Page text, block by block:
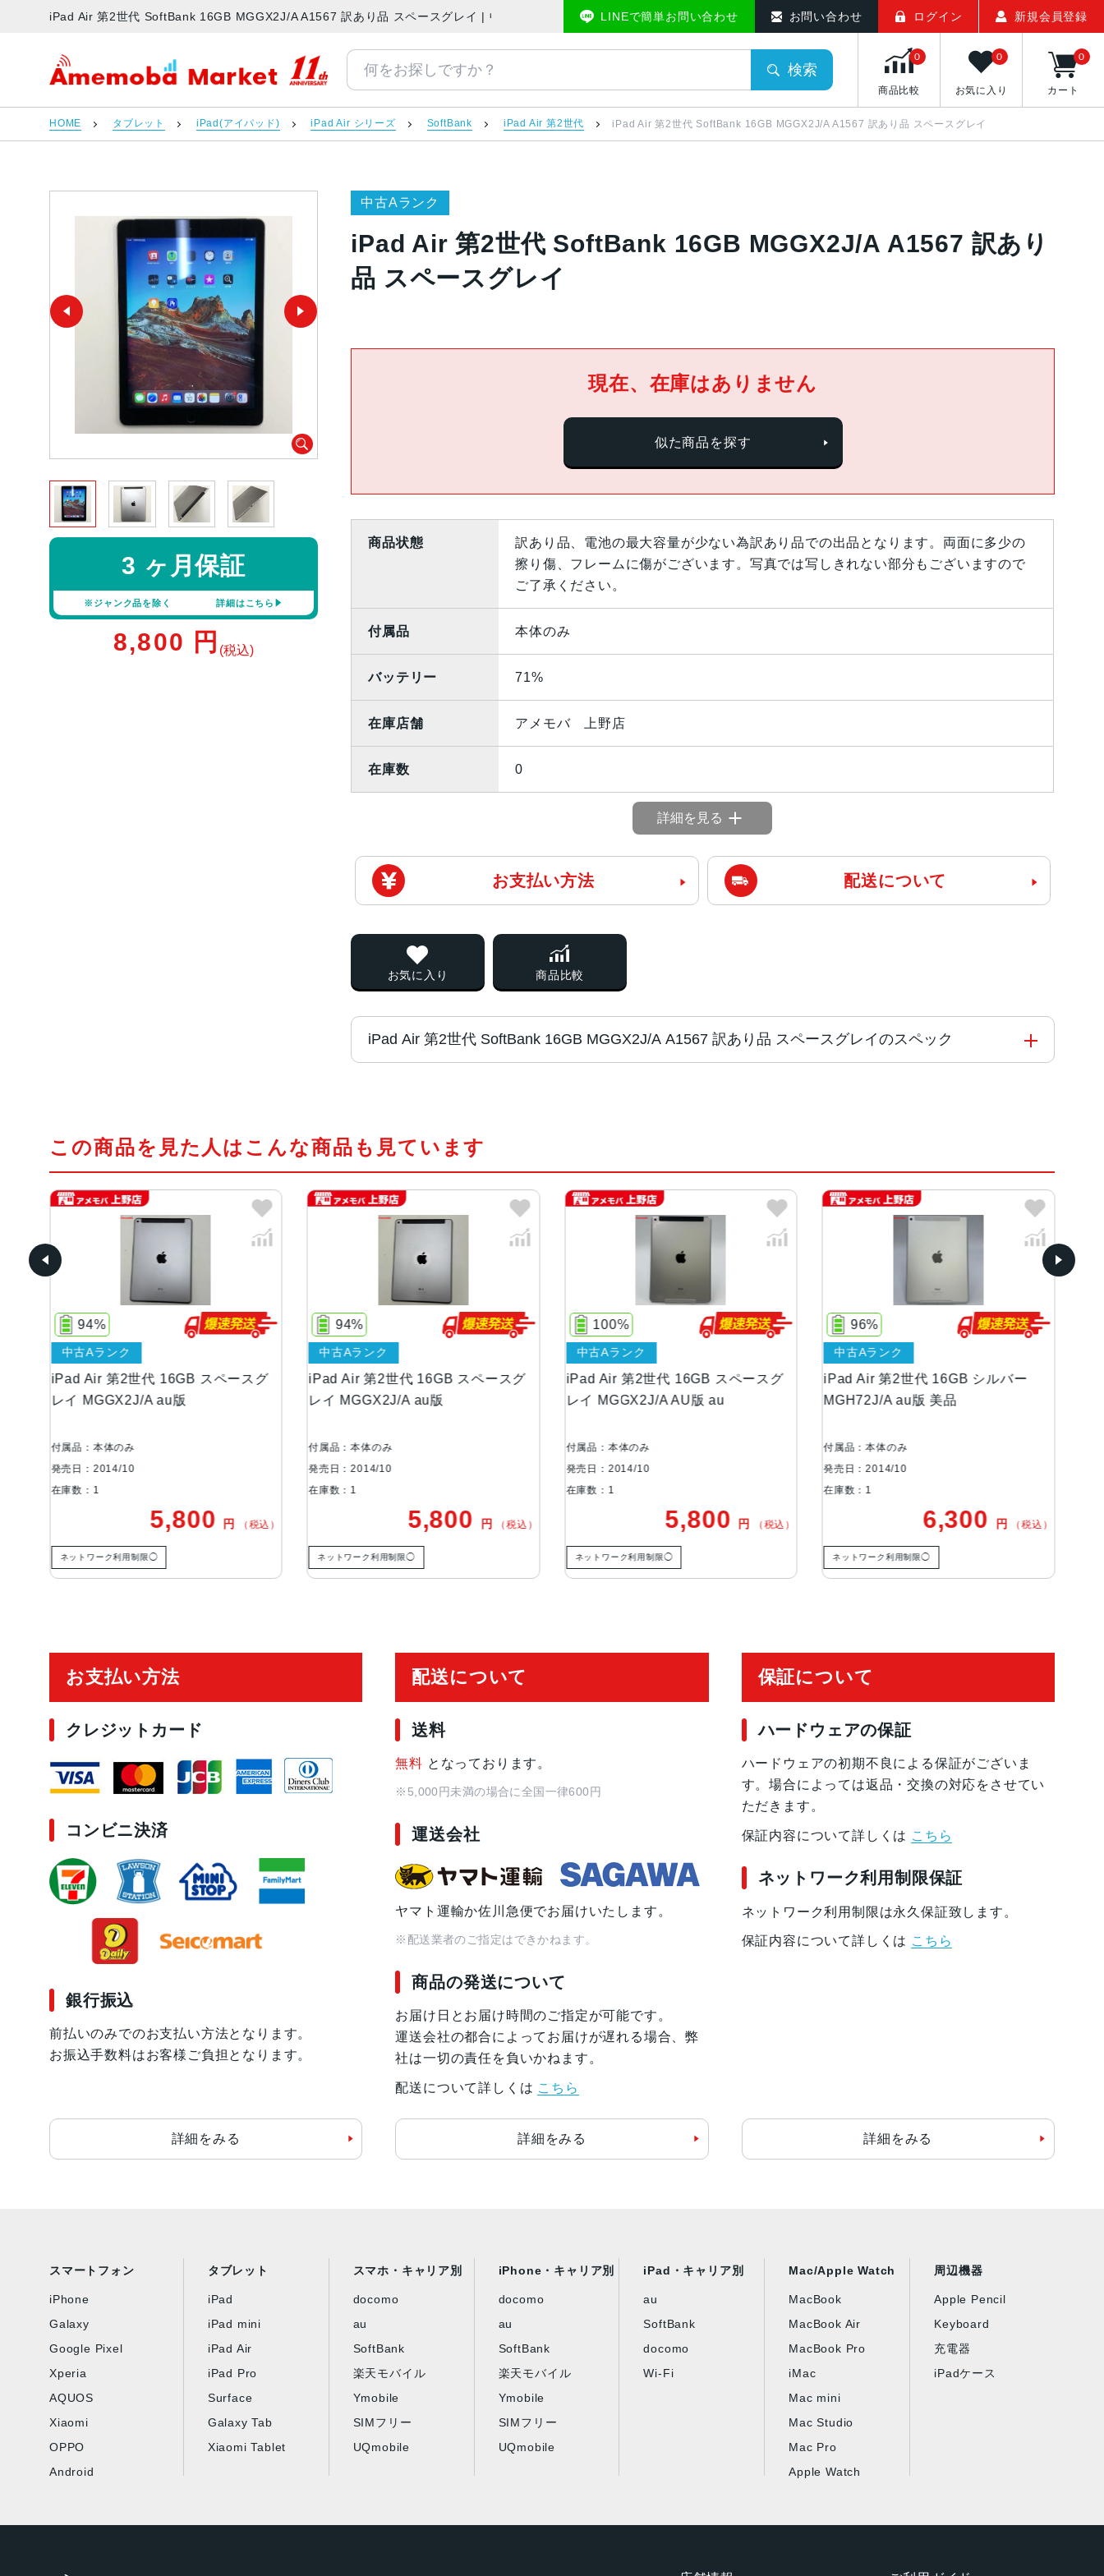
iPad Air 第2世代 SoftBank 16GB MGGX2J/A A1567 訳あり品 スペースグレイ | 中古スマホ販売のアメモバマーケット
LINEで簡単お問い合わせ お問い合わせ ログイン 新規会員登録
アメモバマーケット
検索
商品比較
0
お気に入り
0
カート
0
HOME タブレット iPad(アイパッド) iPad Air シリーズ SoftBank iPad Air 第2世代 iPad Air 第2世代 SoftBank 16GB MGGX2J/A A1567 訳あり品 スペースグレイ
中古Aランク
iPad Air 第2世代 SoftBank 16GB MGGX2J/A A1567 訳あり
品 スペースグレイ
3 ヶ月保証
※ジャンク品を除く 詳細はこちら
8,800 円 (税込)
現在、在庫はありません
似た商品を探す
商品状態
訳あり品、電池の最大容量が少ない為訳あり品での出品となります。両面に多少の
擦り傷、フレームに傷がございます。写真では写しきれない部分もございますので
ご了承ください。
付属品 本体のみ
バッテリー 71%
在庫店舗 アメモバ 上野店
在庫数 0
詳細を見る
お支払い方法 配送について
お気に入り 商品比較
iPad Air 第2世代 SoftBank 16GB MGGX2J/A A1567 訳あり品 スペースグレイのスペック
カラー スペースグレー、シルバー、ゴールド
サイズ 240×169.5×6.1mm
液晶
9.7インチ (250 mm) 4:3 アスペクト比 画面解像度: QXGA (2048×1536 px) (264 pp
i), 4:3 アスペクト比, LEDバックライト IPS LCD display
2GB
ストレージ 16GB、32GB、64GB、128GB
セキュア認証 TouchID
発売日
この商品を見た人はこんな商品も見ています
iPad Air 第2世代 16GB スペースグ
レイ MGGX2J/A au版
94%
中古Aランク
付属品：本体のみ
発売日：2014/10
在庫数：1
5,800 円 （税込）
ネットワーク利用制限◯
iPad Air 第2世代 16GB スペースグ
レイ MGGX2J/A au版
94%
中古Aランク
付属品：本体のみ
発売日：2014/10
在庫数：1
5,800 円 （税込）
ネットワーク利用制限◯
iPad Air 第2世代 16GB スペースグ
レイ MGGX2J/A AU版 au
100%
中古Aランク
付属品：本体のみ
発売日：2014/10
在庫数：1
5,800 円 （税込）
ネットワーク利用制限◯
iPad Air 第2世代 16GB シルバー
MGH72J/A au版 美品
96%
中古Aランク
付属品：本体のみ
発売日：2014/10
在庫数：1
6,300 円 （税込）
ネットワーク利用制限◯
お支払い方法
クレジットカード
コンビニ決済
銀行振込
前払いのみでのお支払い方法となります。
お振込手数料はお客様ご負担となります。
詳細をみる
配送について
送料
無料 となっております。
※5,000円未満の場合に全国一律600円
運送会社
ヤマト運輸か佐川急便でお届けいたします。
※配送業者のご指定はできかねます。
商品の発送について
お届け日とお届け時間のご指定が可能です。
運送会社の都合によってお届けが遅れる場合、弊
社は一切の責任を負いかねます。
配送について詳しくは こちら
詳細をみる
保証について
ハードウェアの保証
ハードウェアの初期不良による保証がございま
す。場合によっては返品・交換の対応をさせてい
ただきます。
保証内容について詳しくは こちら
ネットワーク利用制限保証
ネットワーク利用制限は永久保証致します。
保証内容について詳しくは こちら
詳細をみる
スマートフォン
iPhone
Galaxy
Google Pixel
Xperia
AQUOS
Xiaomi
OPPO
Android
タブレット
iPad
iPad mini
iPad Air
iPad Pro
Surface
Galaxy Tab
Xiaomi Tablet
スマホ・キャリア別
docomo
au
SoftBank
楽天モバイル
Ymobile
SIMフリー
UQmobile
iPhone・キャリア別
docomo
au
SoftBank
楽天モバイル
Ymobile
SIMフリー
UQmobile
iPad・キャリア別
au
SoftBank
docomo
Wi-Fi
Mac/Apple Watch
MacBook
MacBook Air
MacBook Pro
iMac
Mac mini
Mac Studio
Mac Pro
Apple Watch
周辺機器
Apple Pencil
Keyboard
充電器
iPadケース